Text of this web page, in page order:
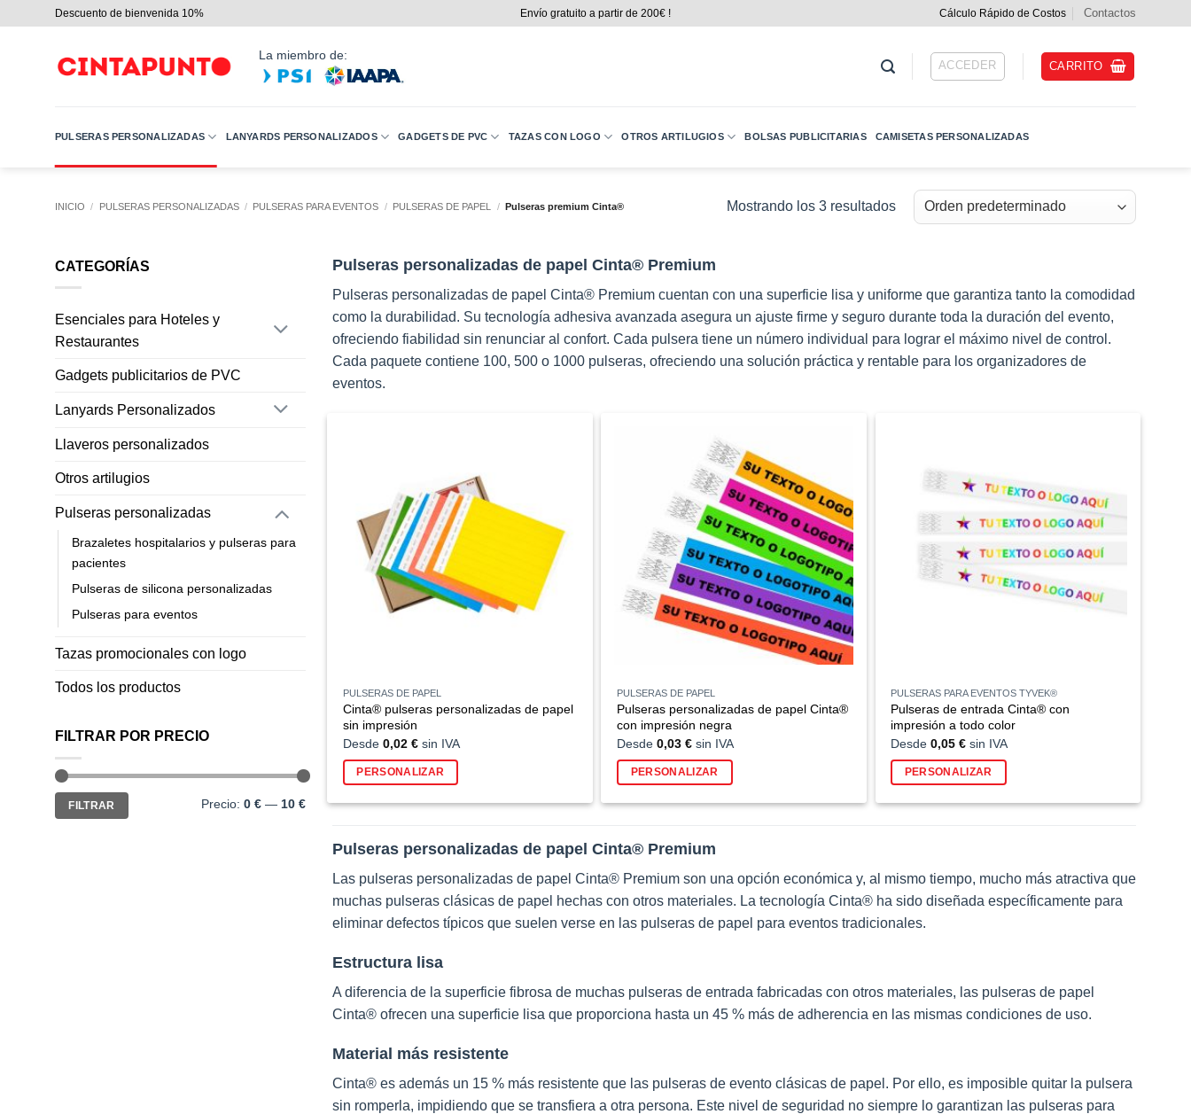
Descuento de bienvenida 10% Envío gratuito a partir de 200€ ! Cálculo Rápido de Costos Contactos
La miembro de:
ACCEDER CARRITO
PULSERAS PERSONALIZADAS LANYARDS PERSONALIZADOS GADGETS DE PVC TAZAS CON LOGO OTROS ARTILUGIOS BOLSAS PUBLICITARIAS CAMISETAS PERSONALIZADAS
INICIO / PULSERAS PERSONALIZADAS / PULSERAS PARA EVENTOS / PULSERAS DE PAPEL / Pulseras premium Cinta® Mostrando los 3 resultados
CATEGORÍAS
Esenciales para Hoteles y
Restaurantes
Gadgets publicitarios de PVC
Lanyards Personalizados
Llaveros personalizados
Otros artilugios
Pulseras personalizadas
Brazaletes hospitalarios y pulseras para
pacientes
Pulseras de silicona personalizadas
Pulseras para eventos
Tazas promocionales con logo
Todos los productos
FILTRAR POR PRECIO
Precio
mínimo
Precio
máximo
FILTRAR Precio: 0 €— 10 €
Pulseras personalizadas de papel Cinta® Premium
Pulseras personalizadas de papel Cinta® Premium cuentan con una superficie lisa y uniforme que garantiza tanto la comodidad
como la durabilidad. Su tecnología adhesiva avanzada asegura un ajuste firme y seguro durante toda la duración del evento,
ofreciendo fiabilidad sin renunciar al confort. Cada pulsera tiene un número individual para lograr el máximo nivel de control.
Cada paquete contiene 100, 500 o 1000 pulseras, ofreciendo una solución práctica y rentable para los organizadores de
eventos.
PULSERAS DE PAPEL
Cinta® pulseras personalizadas de papel
sin impresión
Desde 0,02 €sin IVA
PERSONALIZAR
PULSERAS DE PAPEL
Pulseras personalizadas de papel Cinta®
con impresión negra
Desde 0,03 €sin IVA
PERSONALIZAR
PULSERAS PARA EVENTOS TYVEK®
Pulseras de entrada Cinta® con
impresión a todo color
Desde 0,05 €sin IVA
PERSONALIZAR
Pulseras personalizadas de papel Cinta® Premium
Las pulseras personalizadas de papel Cinta® Premium son una opción económica y, al mismo tiempo, mucho más atractiva que
muchas pulseras clásicas de papel hechas con otros materiales. La tecnología Cinta® ha sido diseñada específicamente para
eliminar defectos típicos que suelen verse en las pulseras de papel para eventos tradicionales.
Estructura lisa
A diferencia de la superficie fibrosa de muchas pulseras de entrada fabricadas con otros materiales, las pulseras de papel
Cinta® ofrecen una superficie lisa que proporciona hasta un 45 % más de adherencia en las mismas condiciones de uso.
Material más resistente
Cinta® es además un 15 % más resistente que las pulseras de evento clásicas de papel. Por ello, es imposible quitar la pulsera
sin romperla, impidiendo que se transfiera a otra persona. Este nivel de seguridad no siempre lo garantizan las pulseras para